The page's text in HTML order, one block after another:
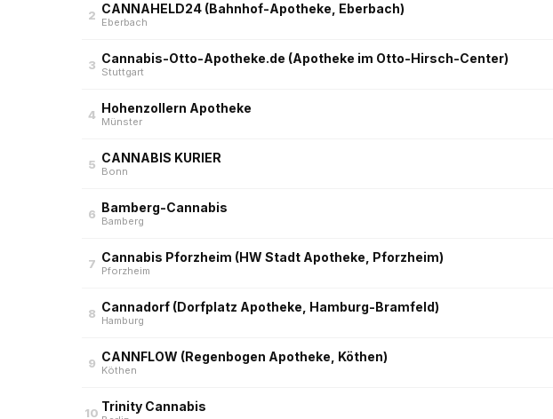
2 CANNAHELD24 (Bahnhof-Apotheke, Eberbach)
Eberbach
3 Cannabis-Otto-Apotheke.de (Apotheke im Otto-Hirsch-Center)
Stuttgart
4 Hohenzollern Apotheke
Münster
5 CANNABIS KURIER
Bonn
6 Bamberg-Cannabis
Bamberg
7 Cannabis Pforzheim (HW Stadt Apotheke, Pforzheim)
Pforzheim
8 Cannadorf (Dorfplatz Apotheke, Hamburg-Bramfeld)
Hamburg
9 CANNFLOW (Regenbogen Apotheke, Köthen)
Köthen
10 Trinity Cannabis